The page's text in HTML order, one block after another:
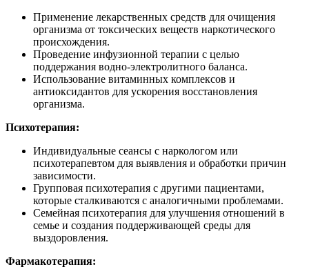
Применение лекарственных средств для очищения
организма от токсических веществ наркотического
происхождения.
Проведение инфузионной терапии с целью
поддержания водно-электролитного баланса.
Использование витаминных комплексов и
антиоксидантов для ускорения восстановления
организма.
Психотерапия:
Индивидуальные сеансы с наркологом или
психотерапевтом для выявления и обработки причин
зависимости.
Групповая психотерапия с другими пациентами,
которые сталкиваются с аналогичными проблемами.
Семейная психотерапия для улучшения отношений в
семье и создания поддерживающей среды для
выздоровления.
Фармакотерапия: